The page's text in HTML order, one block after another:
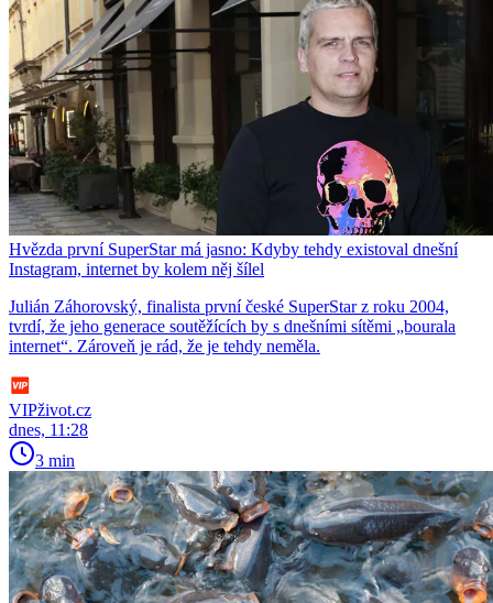
Hvězda první SuperStar má jasno: Kdyby tehdy existoval dnešní
Instagram, internet by kolem něj šílel
Julián Záhorovský, finalista první české SuperStar z roku 2004,
tvrdí, že jeho generace soutěžících by s dnešními sítěmi „bourala
internet“. Zároveň je rád, že je tehdy neměla.
VIPživot.cz
dnes, 11:28
3 min